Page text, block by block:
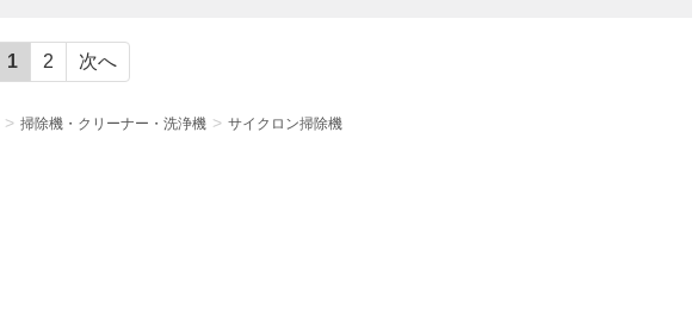
掃除機・クリーナー・洗浄機 サイクロン掃除機
1 2 次へ